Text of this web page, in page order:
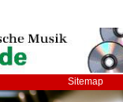
Sitemap